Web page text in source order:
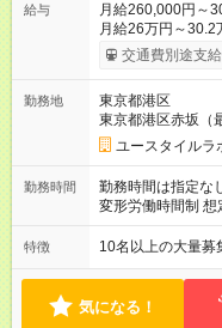
給与
月給260,000円～
月給26万円～
として研修月給
格・経験等により変動） 【入社後のモデル月収
／月収26万円 ［
収30.2万円 ［入
37.5万円以上 ※経験・能力等を考慮。 【試用期間】試用期間あ
り 試用期間の長
す。
交通費別途支
勤務地
東京都港区
東京都港区赤坂（
ユースタイルラ
勤務時間
勤務時間は指定な
変形労働時間制 想定労働時
00の間で7.5時間勤務／休憩1時
の15時間勤務／休憩2時間 ※勤務時間は各施設
程度）
特徴 10名以上の大量募
気になる！